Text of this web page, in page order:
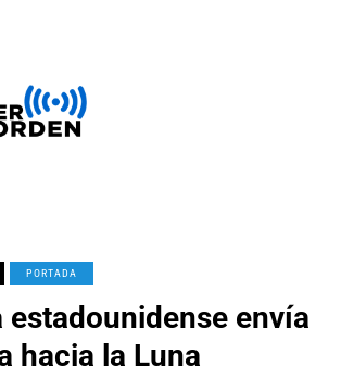
PORTADA
estadounidense envía
hacia la Luna